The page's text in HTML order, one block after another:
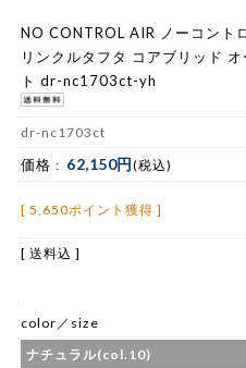
NO CONTROL AIR ノーコント
リンクルタフタ コアブリッド
ト dr-nc1703ct-yh
dr-nc1703ct
価格 : 62,150円(税込)
[ 5,650ポイント獲得 ]
[ 送料込 ]
color／size
ナチュラル(col.10)